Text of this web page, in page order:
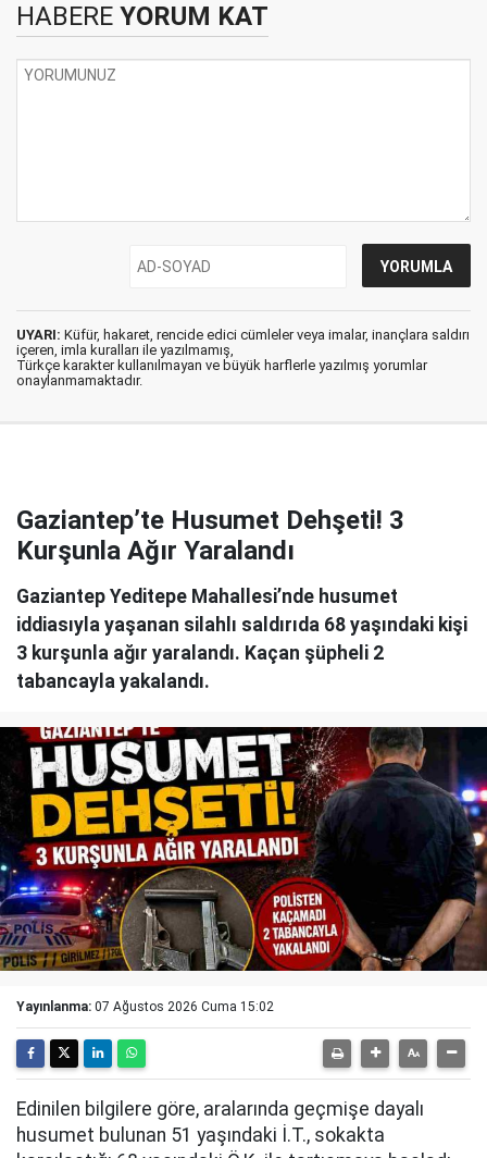
HABERE YORUM KAT
UYARI: Küfür, hakaret, rencide edici cümleler veya imalar, inançlara saldırı
içeren, imla kuralları ile yazılmamış,
Türkçe karakter kullanılmayan ve büyük harflerle yazılmış yorumlar
onaylanmamaktadır.
Gaziantep’te Husumet Dehşeti! 3
Kurşunla Ağır Yaralandı
Gaziantep Yeditepe Mahallesi’nde husumet
iddiasıyla yaşanan silahlı saldırıda 68 yaşındaki kişi
3 kurşunla ağır yaralandı. Kaçan şüpheli 2
tabancayla yakalandı.
Yayınlanma: 07 Ağustos 2026 Cuma 15:02
Edinilen bilgilere göre, aralarında geçmişe dayalı
husumet bulunan 51 yaşındaki İ.T., sokakta